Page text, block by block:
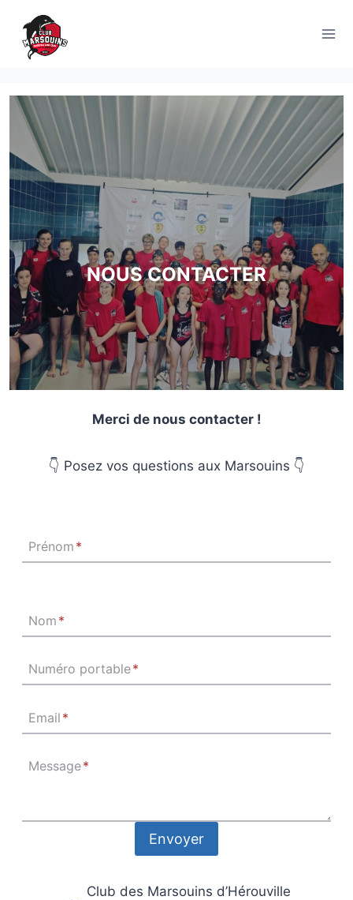
contenu
NOUS CONTACTER
Merci de nous contacter !
👇 Posez vos questions aux Marsouins 👇
Prénom *
Nom *
Numéro portable*
Email *
Message*
Envoyer
Club des Marsouins d’Hérouville